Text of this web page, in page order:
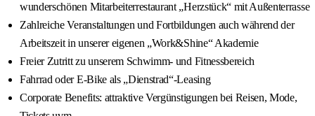
wunderschönen Mitarbeiterrestaurant „Herzstück“ mit Außenterrasse
Zahlreiche Veranstaltungen und Fortbildungen auch während der
Arbeitszeit in unserer eigenen „Work&Shine“ Akademie
Freier Zutritt zu unserem Schwimm- und Fitnessbereich
Fahrrad oder E-Bike als „Dienstrad“-Leasing
Corporate Benefits: attraktive Vergünstigungen bei Reisen, Mode,